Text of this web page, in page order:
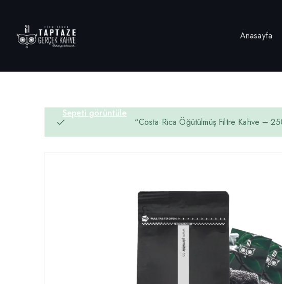
Anasayfa
Sepeti görüntüle
“Costa Rica Öğütülmüş Filtre Kahve –